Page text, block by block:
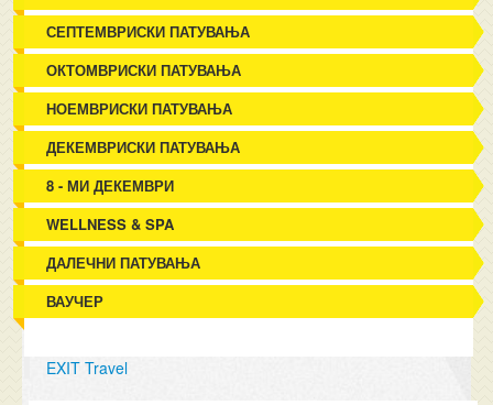
СЕПТЕМВРИСКИ ПАТУВАЊА
ОКТОМВРИСКИ ПАТУВАЊА
НОЕМВРИСКИ ПАТУВАЊА
ДЕКЕМВРИСКИ ПАТУВАЊА
8 - МИ ДЕКЕМВРИ
WELLNESS & SPA
ДАЛЕЧНИ ПАТУВАЊА
ВАУЧЕР
EXIT Travel